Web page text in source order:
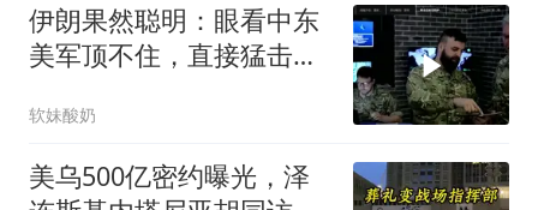
伊朗果然聪明：眼看中东
美军顶不住，直接猛击要
软妹酸奶
美乌500亿密约曝光，泽